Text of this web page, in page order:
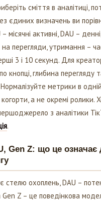
сміття в аналітиці,
єдиних визначень ви
місячні активні, DAU –
на перегляди, утримання –
3 і 10 секунд. Для
кнопці, глибина перегляду
метрики в
а не окремі ролики.
з аналітики
.
Gen Z: що це означає
стелю охоплень, DAU –
Gen Z – це поведінкова